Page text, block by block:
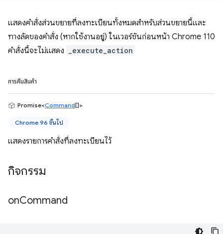
แสดงคำสั่งส่วนขยายที่ลงทะเบียนทั้งหมดสำหรับส่วนขยายนี้และ
ทางลัดของคำสั่ง (หากใช้งานอยู่) ในเวอร์ชันก่อนหน้า Chrome 110
คำสั่งนี้จะไม่แสดง
_execute_action
การคืนสินค้า
Promise<Command[]>
Chrome 96 ขึ้นไป
แสดงรายการคำสั่งที่ลงทะเบียนไว้
กิจกรรม
onCommand